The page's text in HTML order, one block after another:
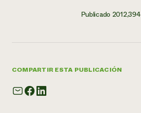
Publicado 2012,394
COMPARTIR ESTA PUBLICACIÓN